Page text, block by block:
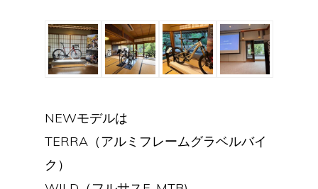
NEWモデルは
TERRA（アルミフレームグラベルバイ
ク）